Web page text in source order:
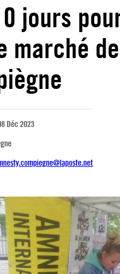
jours
marché de
Déc 2023